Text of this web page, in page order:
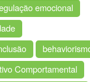
emocional
Comportamental